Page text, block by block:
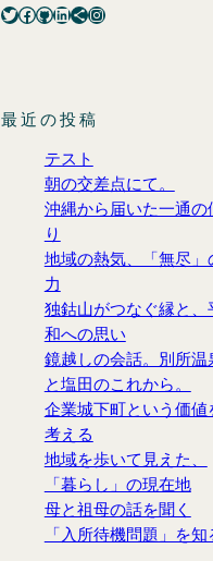
Twitter Facebook GitHub LinkedIn Share Icon Instagram
最近の投稿
テスト
朝の交差点にて。
沖縄から届いた一通の
り
地域の熱気、「無尽」
力
独鈷山がつなぐ縁と、
和への思い
鏡越しの会話。別所温
と塩田のこれから。
企業城下町という価値
考える
地域を歩いて見えた、
「暮らし」の現在地
母と祖母の話を聞く
「入所待機問題」を知